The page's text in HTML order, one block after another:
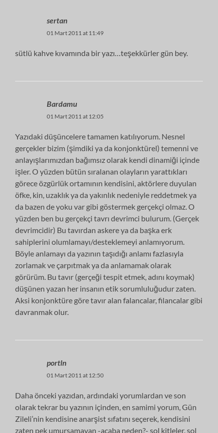
sertan
01 Mart 2011 at 11:49
sütlü kahve kıvamında bir yazı…teşekkürler gün bey.
Bardamu
01 Mart 2011 at 12:05
Yazıdaki düşüncelere tamamen katılıyorum. Nesnel
gerçekler bizim (şimdiki ya da konjonktürel) temenni ve
anlayışlarımızdan bağımsız olarak kendi dinamiği içinde
işler. O yüzden bütün sıralanan olayların yarattıkları
görece özgürlük ortamının kendisini, aktörlere duyulan
öfke, kin, uzaklık ya da yakınlık nedeniyle reddetmek ya
da bazen de yoku var gibi göstermek gerçekçi olmaz. O
yüzden ben bu gerçekçi tavrı devrimci bulurum. (Gerçek
devrimcidir) Bu tavırdan askere ya da başka erk
sahiplerini olumlamayı/desteklemeyi anlamıyorum.
Böyle anlamayı da yazının taşıdığı anlamı fazlasıyla
zorlamak ve çarpıtmak ya da anlamamak olarak
görürüm. Bu tavır (gerçeği tespit etmek, adını koymak)
düşünen yazan her insanın etik sorumluluğudur zaten.
Aksi konjonktüre göre tavır alan falancalar, filancalar gibi
davranmak olur.
portln
01 Mart 2011 at 12:50
Daha önceki yazıdan, ardındaki yorumlardan ve son
olarak tekrar bu yazının içinden, en samimi yorum, Gün
Zileli’nin kendisine anarşist sıfatını seçerek, kendisini
zaten pek umursamayan -acaba neden?- sol kitleler, sol